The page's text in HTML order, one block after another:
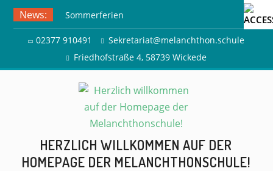
Skip
content
News:
Sommerferien
Ausflug zur Freilichtbühne
Herdringen
02377 910491
Sekretariat@melanchthon.schule
Friedhofstraße 4, 58739 Wickede
HERZLICH WILLKOMMEN AUF DER
HOMEPAGE DER MELANCHTHONSCHULE!